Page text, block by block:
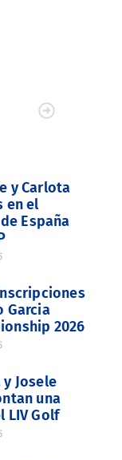
y Carlota
en el
España
Garcia
2026
Josele
una
LIV Golf